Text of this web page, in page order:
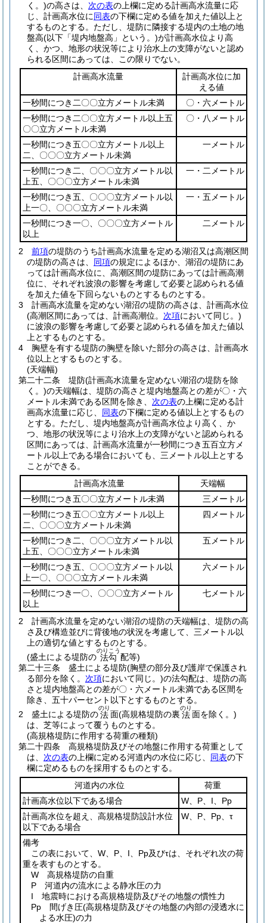
く。)の高さは、 次の表の上欄に定める計画高水流量に応
じ、計画高水位に同表の下欄に定める値を加えた値以上と
するものとする。 ただし、堤防に隣接する堤内の土地の地
盤高(以下「堤内地盤高」という。)が計画高水位より高
く、かつ、地形の状況等により治水上の支障がないと認め
られる区間にあっては、この限りでない。
計画高水流量
計画高水位に加
える値
一秒間につき二〇〇立方メートル未満
〇・六メートル
一秒間につき二〇〇立方メートル以上五
〇〇立方メートル未満
〇・八メートル
一秒間につき五〇〇立方メートル以上
二、〇〇〇立方メートル未満
一メートル
一秒間につき二、〇〇〇立方メートル以
上五、〇〇〇立方メートル未満
一・二メートル
一秒間につき五、〇〇〇立方メートル以
上一〇、〇〇〇立方メートル未満
一・五メートル
一秒間につき一〇、〇〇〇立方メートル
以上
二メートル
2 前項の堤防のうち計画高水流量を定める湖沼又は高潮区間
の堤防の高さは、 同項の規定によるほか、湖沼の堤防にあ
っては計画高水位に、高潮区間の堤防にあっては計画高潮
位に、それぞれ波浪の影響を考慮して必要と認められる値
を加えた値を下回らないものとするものとする。
3
計画高水流量を定めない湖沼の堤防の高さは、計画高水位
(高潮区間にあっては、計画高潮位。 次項において同じ。)
に波浪の影響を考慮して必要と認められる値を加えた値以
上とするものとする。
4
胸壁を有する堤防の胸壁を除いた部分の高さは、計画高水
位以上とするものとする。
(天端幅)
第二十二条
堤防(計画高水流量を定めない湖沼の堤防を除
く。)の天端幅は、堤防の高さと堤内地盤高との差が〇・六
メートル未満である区間を除き、 次の表の上欄に定める計
画高水流量に応じ、 同表の下欄に定める値以上とするもの
とする。 ただし、堤内地盤高が計画高水位より高く、か
つ、地形の状況等により治水上の支障がないと認められる
区間にあっては、計画高水流量が一秒間につき五百立方メ
ートル以上である場合においても、三メートル以上とする
ことができる。
計画高水流量
天端幅
一秒間につき五〇〇立方メートル未満
三メートル
一秒間につき五〇〇立方メートル以上
二、〇〇〇立方メートル未満
四メートル
一秒間につき二、〇〇〇立方メートル以
上五、〇〇〇立方メートル未満
五メートル
一秒間につき五、〇〇〇立方メートル以
上一〇、〇〇〇立方メートル未満
六メートル
一秒間につき一〇、〇〇〇立方メートル
以上
七メートル
2
計画高水流量を定めない湖沼の堤防の天端幅は、堤防の高
さ及び構造並びに背後地の状況を考慮して、三メートル以
上の適切な値とするものとする。
(盛土による堤防の 法勾
のりこう
配等)
第二十三条
盛土による堤防(胸壁の部分及び護岸で保護され
る部分を除く。 次項において同じ。)の法勾配は、堤防の高
さと堤内地盤高との差が〇・六メートル未満である区間を
除き、五十パーセント以下とするものとする。
2
盛土による堤防の法
のり
面(高規格堤防の裏法
のり
面を除く。)
は、芝等によって覆うものとする。
(高規格堤防に作用する荷重の種類)
第二十四条
高規格堤防及びその地盤に作用する荷重として
は、 次の表の上欄に定める河道内の水位に応じ、 同表の下
欄に定めるものを採用するものとする。
河道内の水位
荷重
計画高水位以下である場合
W、P、I、Pp
計画高水位を超え、高規格堤防設計水位
以下である場合
W、P、Pp、τ
備考
この表において、W、P、I、Pp及びτは、それぞれ次の荷
重を表すものとする。
W 高規格堤防の自重
P 河道内の流水による静水圧の力
I 地震時における高規格堤防及びその地盤の慣性力
Pp 間げき圧(高規格堤防及びその地盤の内部の浸透水に
よる水圧)の力